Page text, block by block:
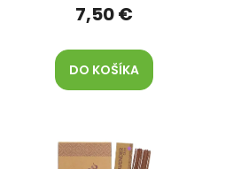
7,50 €
DO KOŠÍKA